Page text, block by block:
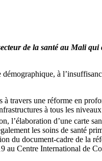
de la santé au Mali
à
travers une réforme en
à tous les
l’élaboration d’une carte
les soins de santé
du document-cadre de la
au Centre International de